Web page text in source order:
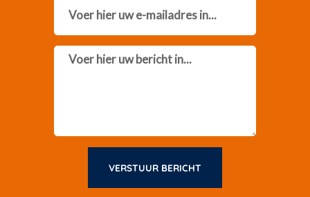
Message
VERSTUUR BERICHT